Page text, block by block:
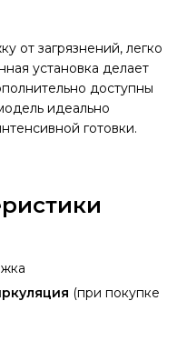
от загрязнений, легко
установка делает
доступны
идеально
готовки.
(при покупке